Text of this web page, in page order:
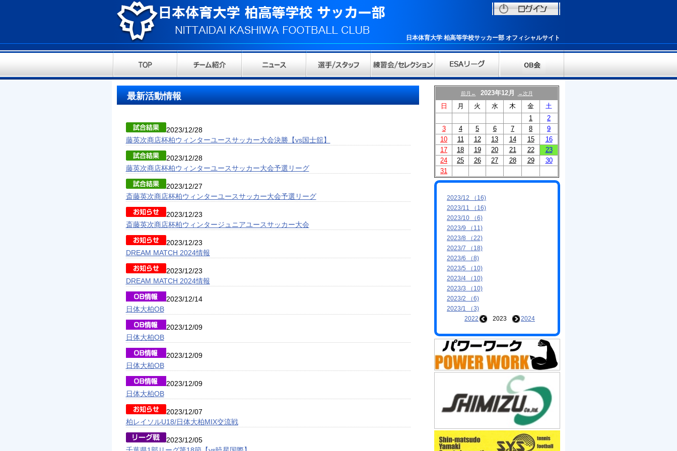
日本体育大学 柏高等学校サッカー部 オフィシャルサイト
最新活動情報
2023/12/28
藤英次商店杯柏ウィンターユースサッカー大会決勝【vs国士舘】
2023/12/28
藤英次商店杯柏ウィンターユースサッカー大会予選リーグ
2023/12/27
斎藤英次商店杯柏ウィンターユースサッカー大会予選リーグ
2023/12/23
斎藤英次商店杯柏ウィンタージュニアユースサッカー大会
2023/12/23
DREAM MATCH 2024情報
2023/12/23
DREAM MATCH 2024情報
2023/12/14
日体大柏OB
2023/12/09
日体大柏OB
2023/12/09
日体大柏OB
2023/12/09
日体大柏OB
2023/12/07
柏レイソルU18/日体大柏MIX交流戦
2023/12/05
前月← 2023年12月 →次月
日 月 火 水 木 金
土
1
2
3
4 5 6 7 8
9
10
11 12 13 14 15
16
17
18 19 20 21 22
23
24
25 26 27 28 29
30
31
2023/12 （16)
2023/11 （16)
2023/10 （6)
2023/9 （11)
2023/8 （22)
2023/7 （18)
2023/6 （8)
2023/5 （10)
2023/4 （10)
2023/3 （10)
2023/2 （6)
2023/1 （3)
2022
2023 2024